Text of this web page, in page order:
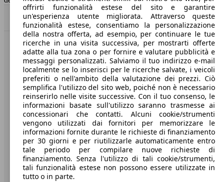
Torna su
Benvenuti su AutoScout24, il mercato auto europeo.
Società
A proposito di AutoScout24
Stampa
Media
Condizioni generali
Informazioni
offrirti funzionalità estese del sito e garantire
un'esperienza utente migliorata. Attraverso queste
funzionalità estese, consentiamo la personalizzazione
della nostra offerta, ad esempio, per continuare le tue
ricerche in una visita successiva, per mostrarti offerte
adatte alla tua zona o per fornire e valutare pubblicità e
messaggi personalizzati. Salviamo il tuo indirizzo e-mail
localmente se lo inserisci per le ricerche salvate, i veicoli
preferiti o nell'ambito della valutazione dei prezzi. Ciò
semplifica l'utilizzo del sito web, poiché non è necessario
reinserirlo nelle visite successive. Con il tuo consenso, le
informazioni basate sull'utilizzo saranno trasmesse ai
concessionari che contatti. Alcuni cookie/strumenti
vengono utilizzati dai fornitori per memorizzare le
informazioni fornite durante le richieste di finanziamento
per 30 giorni e per riutilizzarle automaticamente entro
tale periodo per compilare nuove richieste di
finanziamento. Senza l'utilizzo di tali cookie/strumenti,
tali funzionalità estese non possono essere utilizzate in
tutto o in parte.